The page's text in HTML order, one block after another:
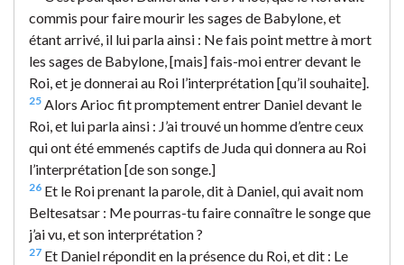
commis pour faire mourir les sages de Babylone, et
étant arrivé, il lui parla ainsi : Ne fais point mettre à mort
les sages de Babylone, [mais] fais-moi entrer devant le
Roi, et je donnerai au Roi l’interprétation [qu’il souhaite].
25 Alors Arioc fit promptement entrer Daniel devant le
Roi, et lui parla ainsi : J’ai trouvé un homme d’entre ceux
qui ont été emmenés captifs de Juda qui donnera au Roi
l’interprétation [de son songe.]
26 Et le Roi prenant la parole, dit à Daniel, qui avait nom
Beltesatsar : Me pourras-tu faire connaître le songe que
j’ai vu, et son interprétation ?
27 Et Daniel répondit en la présence du Roi, et dit : Le